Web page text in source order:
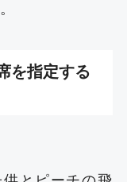
を指定する